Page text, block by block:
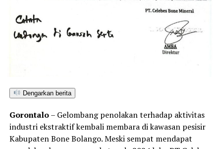
Selain melanggar regulasi perundang-undangan,
aktivitas PETI secara masif dampaknya langsung
mengancam kelestarian lingkungan, memicu
sedimentasi sungai, serta meningkatkan risiko bencana
Penegakan hukum yang adil, transparan, dan tanpa
pandang bulu menjadi kunci utama untuk menepis
anggapan publik mengenai adanya tebang pilih dalam
penindakan tambang ilegal di Kabupaten Pohuwato.
Hingga berita ini diterbitkan, redaksi Barakati.id telah
Dengarkan berita
Gorontalo– Gelombang penolakan terhadap aktivitas
industri ekstraktif kembali membara di kawasan pesisir
Kabupaten Bone Bolango. Meski sempat mendapat